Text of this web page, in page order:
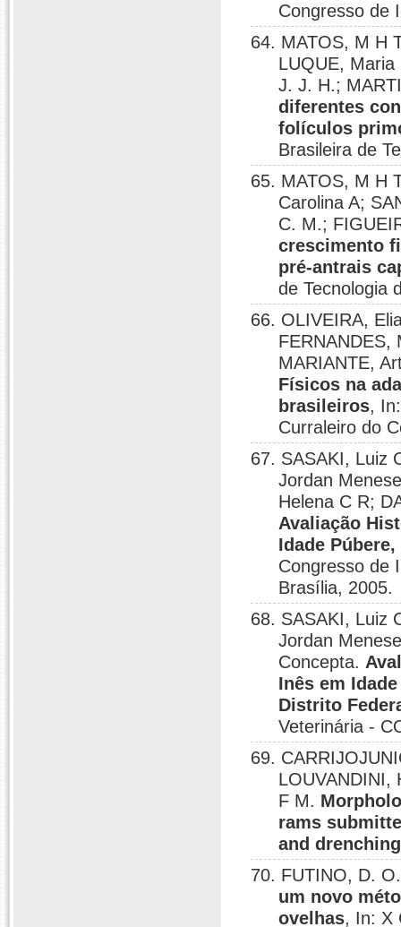
Congresso de
64. MATOS, M H
LUQUE,
J. J. H.;
diferentes
folículos
Brasileira de
65. MATOS, M H
Carolina A;
C. M.;
crescimento
pré-antrais
de Tecnologia
66. OLIVEIRA,
FERNANDES,
MARIANTE,
Físicos na
brasileiros,
Curraleiro do
67. SASAKI, Luiz
Jordan
Helena C R;
Avaliação
Idade
Congresso de
Brasília, 2005.
68. SASAKI, Luiz
Jordan
Concepta.
Inês em
Distrito
Veterinária -
69.
LOUVANDINI,
F M.
rams
and drenching
70. FUTINO, D.
um novo
ovelhas, In: X